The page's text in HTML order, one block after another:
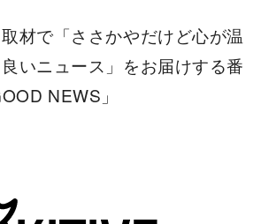
材で「ささかやだけど心が温
いニュース」をお届けする番
NEWS」